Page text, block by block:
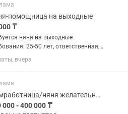
объективов, не...
помощница на выходные
₸
няня на выходные
25-50 лет, ответственная,
исполнительная, с
русской речью, с мягким
с детьми, добрая, шустрая,...
вчера
Домработница/няня желательно с личным авто район Ташенова
000 - 400 000 ₸